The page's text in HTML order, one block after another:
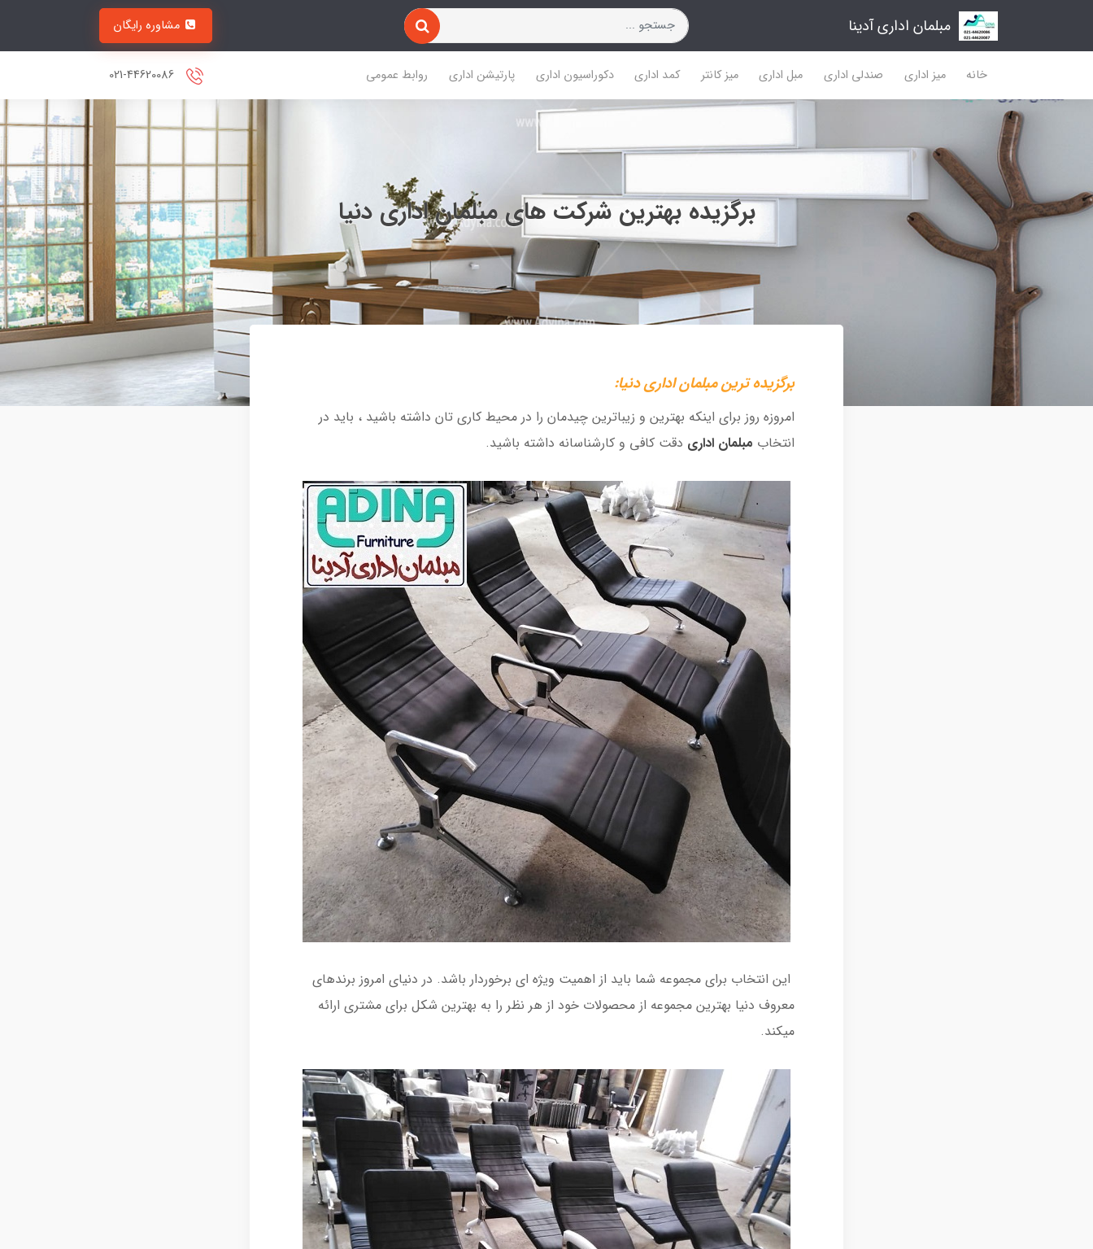
مبلمان اداری آدینا
خانه میز اداری صندلی اداری مبل اداری میز کانتر کمد اداری دکوراسیون اداری پارتیشن اداری روابط عمومی
برگزیده بهترین شرکت های مبلمان اداری دنیا
برگزیده ترین مبلمان اداری دنیا:
امروزه روز برای اینکه بهترین و زیباترین چیدمان را در محیط کاری تان داشته باشید ، باید در
انتخاب مبلمان اداری دقت کافی و کارشناسانه داشته باشید.
این انتخاب برای مجموعه شما باید از اهمیت ویژه ای برخوردار باشد. در دنیای امروز برندهای
معروف دنیا بهترین مجموعه از محصولات خود از هر نظر را به بهترین شکل برای مشتری ارائه
میکند.